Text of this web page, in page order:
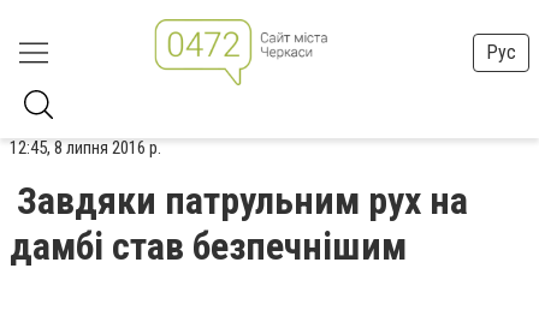
Рус
12:45, 8 липня 2016 р.
Завдяки патрульним рух на
дамбі став безпечнішим